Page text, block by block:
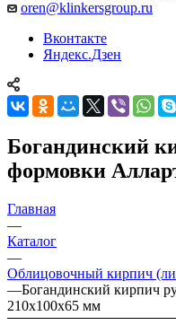
oren@klinkersgroup.ru
Вконтакте
Яндекс.Дзен
Богандинский
формовки
Главная
—
Каталог
—
Облицовочный кирпич
—Богандинский кирпич
210x100x65 мм